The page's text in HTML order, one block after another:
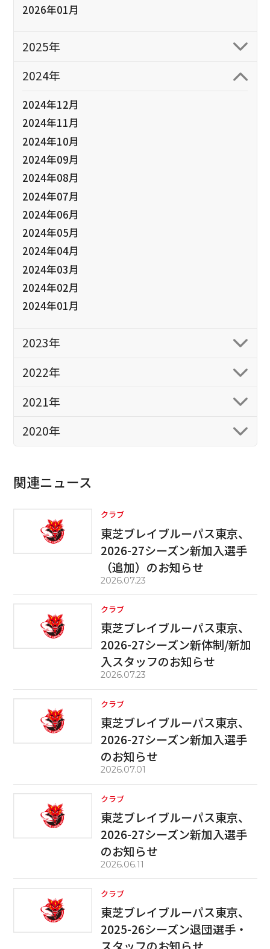
2026年01月
2025年
2024年
2024年12月
2024年11月
2024年10月
2024年09月
2024年08月
2024年07月
2024年06月
2024年05月
2024年04月
2024年03月
2024年02月
2024年01月
2023年
2022年
2021年
2020年
関連ニュース
クラブ
東芝ブレイブルーパス東京、
2026-27シーズン新加入選手
（追加）のお知らせ
2026.07.23
クラブ
東芝ブレイブルーパス東京、
2026-27シーズン新体制/新加
入スタッフのお知らせ
2026.07.23
クラブ
東芝ブレイブルーパス東京、
2026-27シーズン新加入選手
のお知らせ
2026.07.01
クラブ
東芝ブレイブルーパス東京、
2026-27シーズン新加入選手
のお知らせ
2026.06.11
クラブ
東芝ブレイブルーパス東京、
2025-26シーズン退団選手・